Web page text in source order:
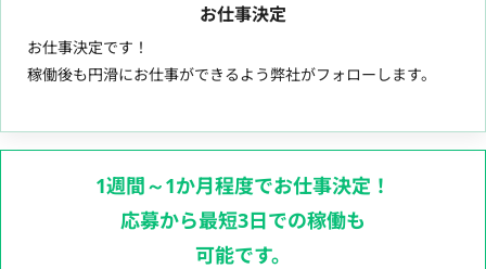
お仕事決定
お仕事決定です！
稼働後も円滑にお仕事ができるよう弊社がフォローします。
1週間～1か月程度でお仕事決定！
応募から最短3日での稼働も
可能です。